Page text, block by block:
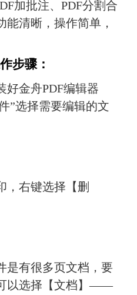
加批注、PDF分割合
能清晰，操作简单，
步骤：
好金舟PDF编辑器
”选择需要编辑的文
，右键选择【删
是有很多页文档，要
以选择【文档】——